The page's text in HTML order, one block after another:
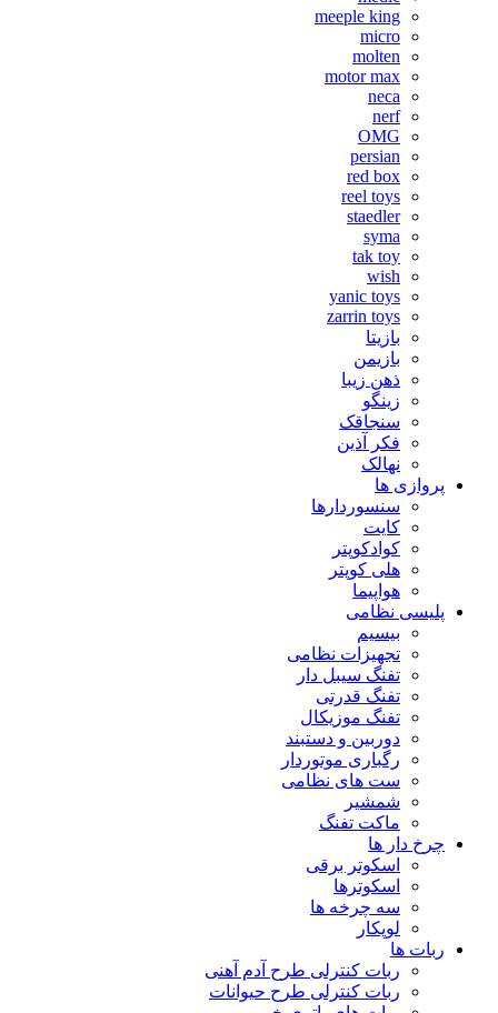
meeple king
micro
molten
motor max
neca
nerf
OMG
persian
red box
reel toys
staedler
syma
tak toy
wish
yanic toys
zarrin toys
بازیتا
بازیمن
ذهن زیبا
زینگو
سنجاقک
فکر آذین
نهالک
پروازی ها
سنسوردارها
کایت
کوادکوپتر
هلی کوپتر
هواپیما
پلیسی نظامی
بیسیم
تجهیزات نظامی
تفنگ سیبل دار
تفنگ قدرتی
تفنگ موزیکال
دوربین و دستبند
رگباری موتوردار
ست های نظامی
شمشیر
ماکت تفنگ
چرخ دار ها
اسکوتر برقی
اسکوترها
سه چرخه ها
لوپکار
ربات ها
ربات کنترلی طرح آدم آهنی
ربات کنترلی طرح حیوانات